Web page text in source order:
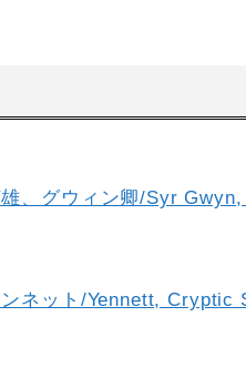
雄、グウィン卿/Syr
ネット/Yennett, Cryptic